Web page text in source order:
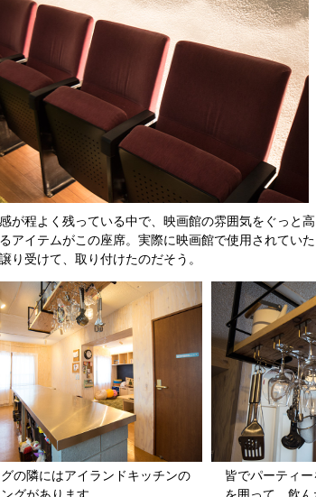
が程よく残っている中で、映画館の雰囲気をぐっと高
アイテムがこの座席。実際に映画館で使用されていた
り受けて、取り付けたのだそう。
グの隣にはアイランドキッチンの
皆でパーティ